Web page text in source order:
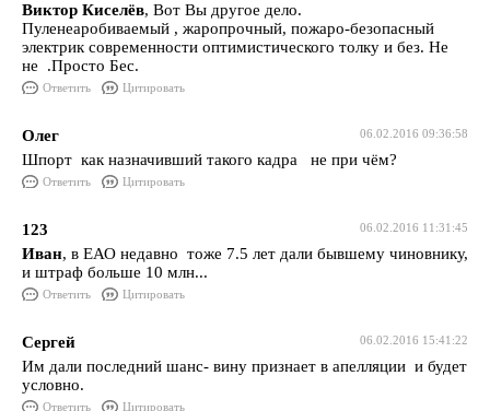
Виктор Киселёв, Вот Вы другое дело.
Пуленеаробиваемый , жаропрочный, пожаро-безопасный
электрик современности оптимистического толку и без. Не
не .Просто Бес.
Ответить Цитировать
06.02.2016 09:36:58
Олег
Шпорт как назначивший такого кадра не при чём?
Ответить Цитировать
06.02.2016 11:31:45
123
Иван, в ЕАО недавно тоже 7.5 лет дали бывшему чиновнику,
и штраф больше 10 млн...
Ответить Цитировать
06.02.2016 15:41:22
Сергей
Им дали последний шанс- вину признает в апелляции и будет
условно.
Ответить Цитировать